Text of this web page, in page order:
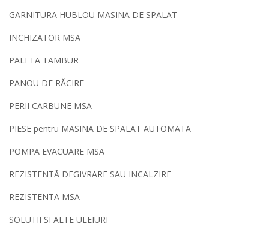
GARNITURA HUBLOU MASINA DE SPALAT
INCHIZATOR MSA
PALETA TAMBUR
PANOU DE RĂCIRE
PERII CARBUNE MSA
PIESE pentru MASINA DE SPALAT AUTOMATA
POMPA EVACUARE MSA
REZISTENTĂ DEGIVRARE SAU INCALZIRE
REZISTENTA MSA
SOLUTII SI ALTE ULEIURI